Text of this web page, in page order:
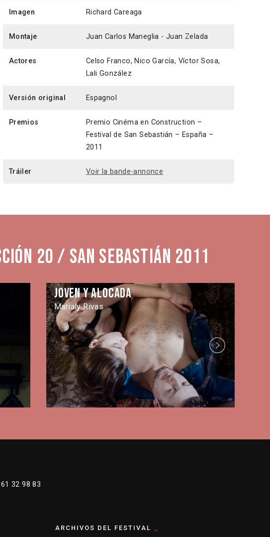
Imagen Richard Careaga
Montaje Juan Carlos Maneglia - Juan Zelada
Actores
Celso Franco, Nico García, Víctor Sosa,
Lali González
Versión original Espagnol
Premios
Premio Cinéma en Construction –
Festival de San Sebastián – España –
2011
Tráiler Voir la bande-annonce
20 / San Sebastián 2011
Joven y alocada
Marialy Rivas
Next
32 98 83
ARCHIVOS DEL FESTIVAL